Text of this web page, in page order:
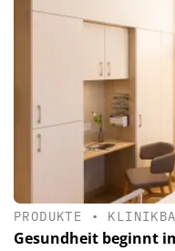
PRODUKTE •
Gesundheit beginnt